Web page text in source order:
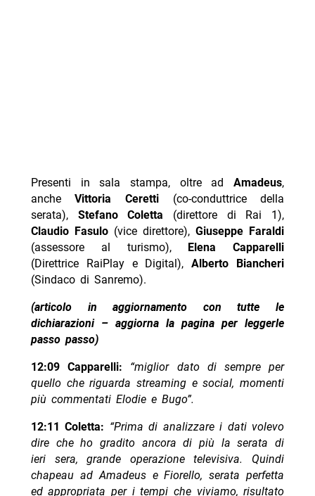
Presenti in sala stampa, oltre adAmadeus,
ancheVittoria Ceretti (co-conduttrice della
serata), Stefano Coletta (direttore di Rai 1),
Claudio Fasulo(vice direttore),Giuseppe Faraldi
(assessore al turismo),
Elena Capparelli
(Direttrice RaiPlay e Digital),Alberto Biancheri
(Sindaco di Sanremo).
(articolo in aggiornamento con tutte le
dichiarazioni – aggiorna la pagina per leggerle
passo passo)
12:09 Capparelli: “miglior dato di sempre per
quello che riguarda streaming e social, momenti
più commentati Elodie e Bugo”.
12:11 Coletta: “Prima di analizzare i dati volevo
dire che ho gradito ancora di più la serata di
ieri sera, grande operazione televisiva. Quindi
chapeau ad Amadeus e Fiorello, serata perfetta
ed appropriata per i tempi che viviamo, risultato